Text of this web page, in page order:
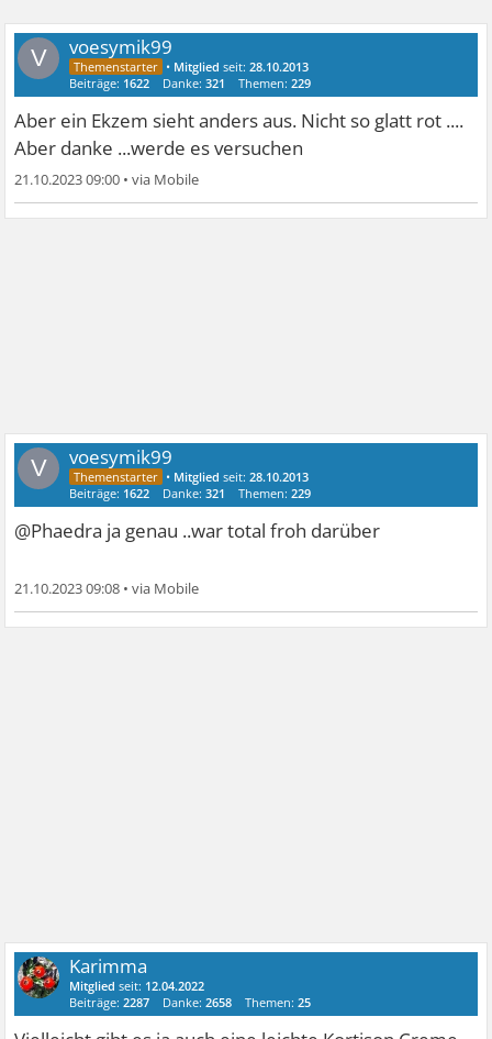
V voesymik99
• Mitglied seit:28.10.2013
Beiträge: 1622 Danke:321 Themen:229
Aber ein Ekzem sieht anders aus. Nicht so glatt rot ....
Aber danke ...werde es versuchen
21.10.2023 09:00 •
V voesymik99
• Mitglied seit:28.10.2013
Beiträge: 1622 Danke:321 Themen:229
@Phaedra ja genau ..war total froh darüber
21.10.2023 09:08 •
Karimma
Mitglied seit: 12.04.2022
Beiträge:2287 Danke:2658 Themen:25